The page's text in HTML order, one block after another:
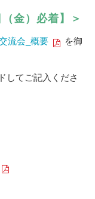
金）必着】 ＞
流会_概要
を御
してご記入くださ